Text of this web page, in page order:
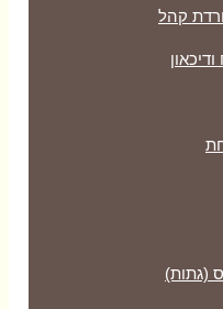
קהל
(גתות)